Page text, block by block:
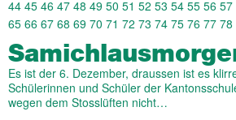
44 45 46 47 48 49 50 51 52 53 54 55 56 57
65 66 67 68 69 70 71 72 73 74 75 76 77 78
Es ist der 6. Dezember, draussen ist es
Schülerinnen und Schüler der
wegen dem Stosslüften nicht…